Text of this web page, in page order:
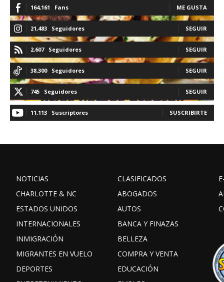
164,161 Fans ME GUSTA
21,483 Seguidores SEGUIR
2,607 Seguidores SEGUIR
38,300 Seguidores SEGUIR
745 Seguidores SEGUIR
11,113 Suscriptores SUSCRIBIRTE
NOTICIAS
CHARLOTTE & NC
ESTADOS UNIDOS
INTERNACIONALES
INMIGRACIÓN
MIGRANTES EN VUELO
DEPORTES
CLASIFICADOS
ABOGADOS
AUTOS
BANCA Y FINAZAS
BELLEZA
COMPRA Y VENTA
EDUCACIÓN